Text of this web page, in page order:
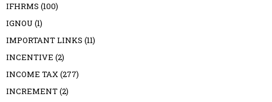
IFHRMS (100)
IGNOU (1)
IMPORTANT LINKS (11)
INCENTIVE (2)
INCOME TAX(277)
INCREMENT(2)